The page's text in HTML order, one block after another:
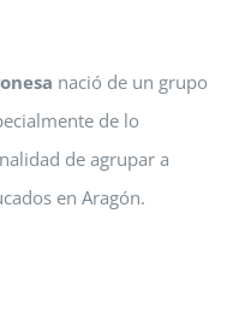
nació de un grupo
de lo
de agrupar a
en Aragón.